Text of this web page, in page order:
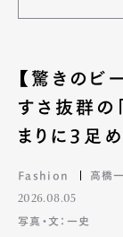
【驚きのビ
すさ抜群の
まりに3足め
Fashion 高橋
2026.08.05
写真・文：一史